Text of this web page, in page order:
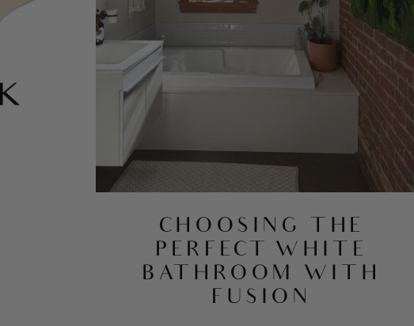
CHOOSING THE
PERFECT WHITE
BATHROOM WITH
FUSION